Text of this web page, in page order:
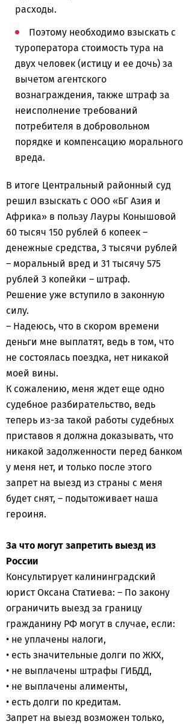
расходы.
Поэтому необходимо взыскать с
туроператора стоимость тура на
двух человек (истицу и ее дочь) за
вычетом агентского
вознаграждения, также штраф за
неисполнение требований
потребителя в добровольном
порядке и компенсацию морального
вреда.
В итоге Центральный районный суд
решил взыскать с ООО «БГ Азия и
Африка» в пользу Лауры Конышовой
60 тысяч 150 рублей 6 копеек –
денежные средства, 3 тысячи рублей
– моральный вред и 31 тысячу 575
рублей 3 копейки – штраф.
Решение уже вступило в законную
силу.
– Надеюсь, что в скором времени
деньги мне выплатят, ведь в том, что
не состоялась поездка, нет никакой
моей вины.
К сожалению, меня ждет еще одно
судебное разбирательство, ведь
теперь из-за такой работы судебных
приставов я должна доказывать, что
никакой задолженности перед банком
у меня нет, и только после этого
запрет на выезд из страны с меня
будет снят, – подытоживает наша
героиня.
За что могут запретить выезд из
России
Консультирует калининградский
юрист Оксана Статиева: – По закону
ограничить выезд за границу
гражданину РФ могут в случае, если:
• не уплачены налоги,
• есть значительные долги по ЖКХ,
• не выплачены штрафы ГИБДД,
• не выплачены алименты,
• есть долги по кредитам.
Запрет на выезд возможен только,